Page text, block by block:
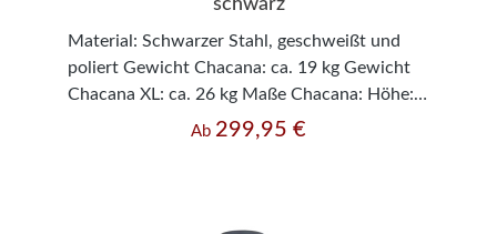
schwarz
Material: Schwarzer Stahl, geschweißt und
poliert Gewicht Chacana: ca. 19 kg Gewicht
Chacana XL: ca. 26 kg Maße Chacana: Höhe:
122 cm x Breite: 37 cm x Tiefe: 37 cm Maße
Regulärer Preis:
Ab 299,95 €